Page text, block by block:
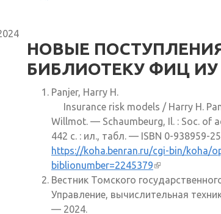
НОВЫЕ
БИБЛИОТЕКУ ФИЦ ИУ
Panjer, Harry H.
Insurance risk models / Harry H.
Willmot. — Schaumbeurg, Il. : Soc. of
442 c. : ил., табл. — ISBN 0-938959-
https://koha.benran.ru/cgi-bin/koha/
biblionumber=2245379(внешняя
Вестник Томского
Управление, вычислительная
— 2024.